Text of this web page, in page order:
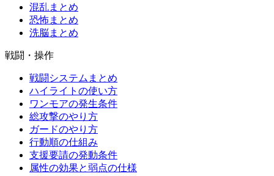
混乱まとめ
恐怖まとめ
洗脳まとめ
戦闘・操作
戦闘システムまとめ
ハイライトの使い方
ワンモアの発生条件
総攻撃のやり方
ガードのやり方
行動順の仕組み
支援要請の発動条件
属性の効果と弱点の仕様